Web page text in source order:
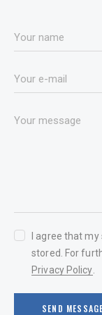
I agree that
stored. For
Privacy Policy.
SEND MESSAGE